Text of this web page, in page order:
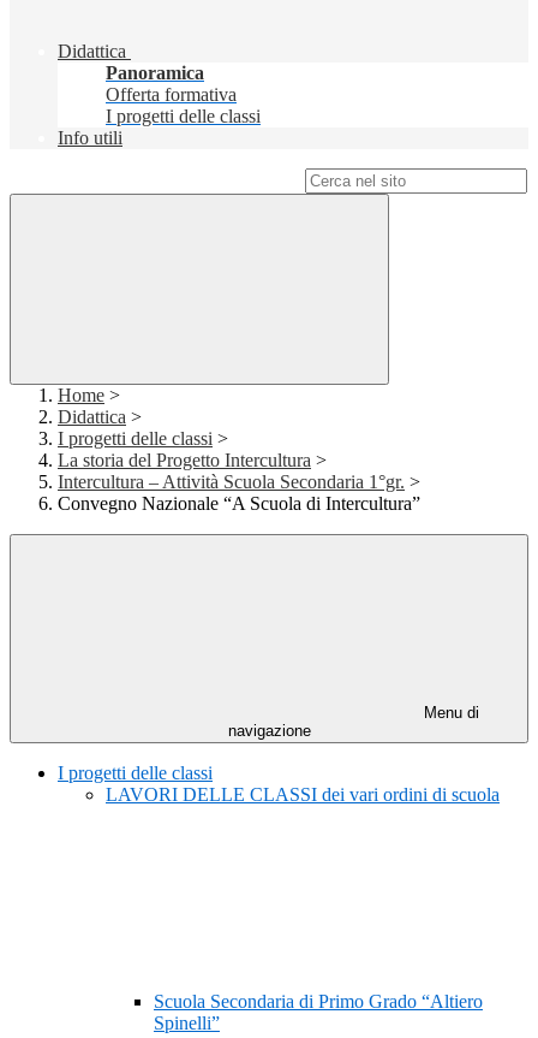
Didattica
Panoramica
Offerta formativa
I progetti delle classi
Info utili
Home >
Didattica >
I progetti delle classi >
La storia del Progetto Intercultura >
Intercultura – Attività Scuola Secondaria 1°gr. >
Convegno Nazionale “A Scuola di Intercultura”
Menu di
navigazione
I progetti delle classi
LAVORI DELLE CLASSI dei vari ordini di scuola
Scuola Secondaria di Primo Grado “Altiero
Spinelli”